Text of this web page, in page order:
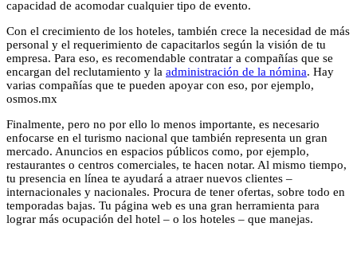
capacidad de acomodar cualquier tipo de evento.
Con el crecimiento de los hoteles, también crece la necesidad de más
personal y el requerimiento de capacitarlos según la visión de tu
empresa. Para eso, es recomendable contratar a compañías que se
encargan del reclutamiento y la administración de la nómina. Hay
varias compañías que te pueden apoyar con eso, por ejemplo,
osmos.mx
Finalmente, pero no por ello lo menos importante, es necesario
enfocarse en el turismo nacional que también representa un gran
mercado. Anuncios en espacios públicos como, por ejemplo,
restaurantes o centros comerciales, te hacen notar. Al mismo tiempo,
tu presencia en línea te ayudará a atraer nuevos clientes –
internacionales y nacionales. Procura de tener ofertas, sobre todo en
temporadas bajas. Tu página web es una gran herramienta para
lograr más ocupación del hotel – o los hoteles – que manejas.